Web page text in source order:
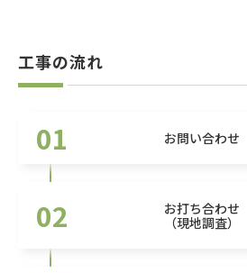
工事の流れ
01 お問い合わせ
02
お打ち合わせ
（現地調査）